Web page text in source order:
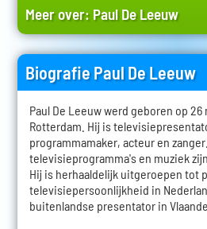
Meer over: Paul De Leeuw
Biografie Paul De Leeuw
Paul De Leeuw werd geboren op 26
Rotterdam. Hij is
programmamaker, acteur en
televisieprogramma's en muziek
Hij is herhaaldelijk uitgeroepen tot
televisiepersoonlijkheid in
buitenlandse presentator in